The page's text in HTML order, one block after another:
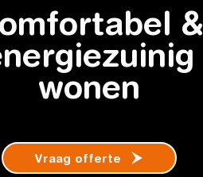
&
wonen
Vraag offerte